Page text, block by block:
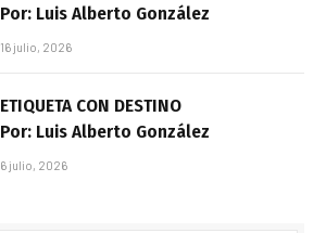
Por: Luis Alberto González
16 julio, 2026
ETIQUETA CON DESTINO
Por: Luis Alberto González
6 julio, 2026